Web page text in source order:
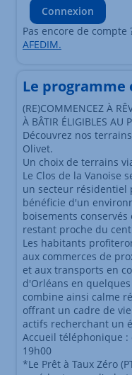
Connexion
Pas encore de compte
AFEDIM.
Le programme
(RE)COMMENCEZ À
À BÂTIR ÉLIGIBLES AU
Découvrez nos
Olivet.
Un choix de terrains
Le Clos de la Vanoise
un secteur résidentiel
bénéficie d'un
boisements
restant proche du
Les habitants
aux commerces de
et aux transports en
d'Orléans en
combine ainsi calme
offrant un cadre de
actifs recherchant un
Accueil téléphonique
19h00
*Le Prêt à Taux Zéro